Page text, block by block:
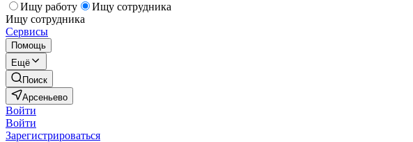
Ищу работу
Ищу сотрудника
Ищу сотрудника
Сервисы
Помощь
Ещё
Поиск
Арсеньево
Войти
Войти
Зарегистрироваться